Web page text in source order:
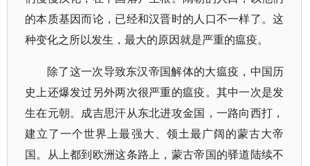
的本质基因而论，已经和汉晋时的人口不一样了。这
种变化之所以发生，最大的原因就是严重的瘟疫。
除了这一次导致东汉帝国解体的大瘟疫，中国历
史上还爆发过另外两次很严重的瘟疫。其中一次是发
生在元朝。成吉思汗从东北进攻金国，一路向西打，
建立了一个世界上最强大、领土最广阔的蒙古大帝
国。从上都到欧洲这条路上，蒙古帝国的驿道陆续不